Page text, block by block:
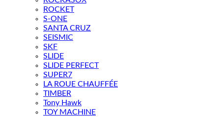
ROCKET
S-ONE
SANTA CRUZ
SEISMIC
SKF
SLIDE
SLIDE PERFECT
SUPER7
LA ROUE CHAUFFÉE
TIMBER
Tony Hawk
TOY MACHINE